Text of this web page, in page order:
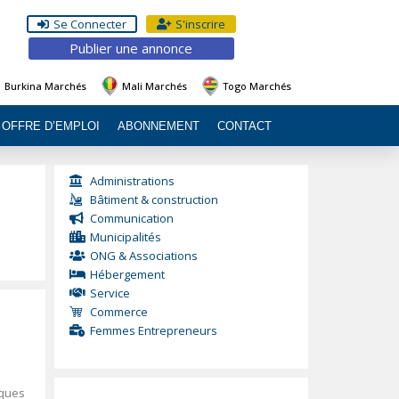
Se Connecter S'inscrire
Publier une annonce
Burkina Marchés Mali Marchés Togo Marchés
OFFRE D’EMPLOI ABONNEMENT CONTACT
Administrations
Bâtiment & construction
Communication
Municipalités
ONG & Associations
Hébergement
Service
Commerce
Femmes Entrepreneurs